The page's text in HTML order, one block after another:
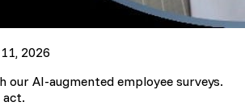
2026
our AI-augmented employee surveys.
act.